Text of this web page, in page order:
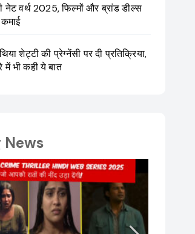
नेट वर्थ 2025, फिल्मों और ब्रांड डील्स
शेट्टी की प्रेग्नेंसी पर दी प्रतिक्रिया,
में भी कही ये बात
News